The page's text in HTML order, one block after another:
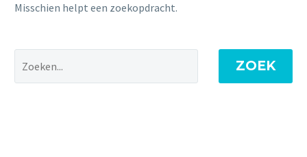
Misschien helpt een zoekopdracht.
ZOEK